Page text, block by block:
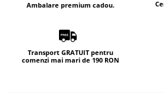
Ambalare premium cadou.
Transport GRATUIT pentru
comenzi mai mari de 190 RON